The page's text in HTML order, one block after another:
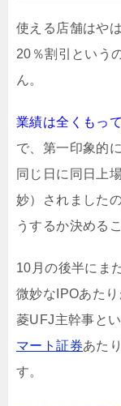
使える店舗はや
20％割引という
ん。
業績は全くもっ
で、第一印象的
同じ日に同日上
妙）されました
うするか決める
10月の後半にま
微妙なIPOあた
菱UFJ主幹事と
マート証券あた
す。